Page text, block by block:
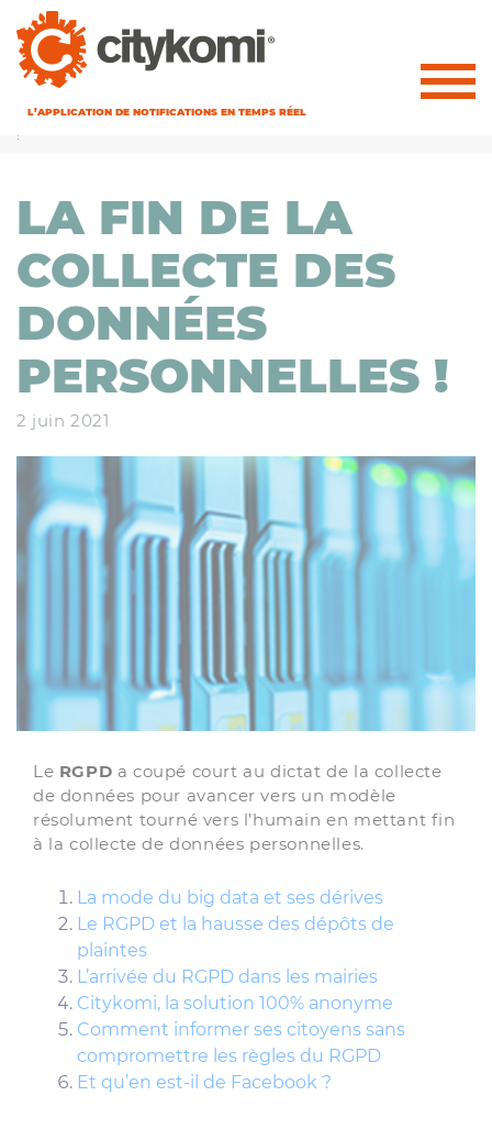
L’APPLICATION DE NOTIFICATIONS EN TEMPS RÉEL
Accueil»LA FIN DE LA COLLECTE DES DONNÉES PERSONNELLES
!
LA FIN DE LA
COLLECTE DES
DONNÉES
PERSONNELLES !
2 juin 2021
Le RGPD a coupé court au dictat de la collecte
de données pour avancer vers un modèle
résolument tourné vers l’humain en mettant fin
à la collecte de données personnelles.
La mode du big data et ses dérives
Le RGPD et la hausse des dépôts de
plaintes
L’arrivée du RGPD dans les mairies
Citykomi, la solution 100% anonyme
Comment informer ses citoyens sans
compromettre les règles du RGPD
Et qu’en est-il de Facebook ?